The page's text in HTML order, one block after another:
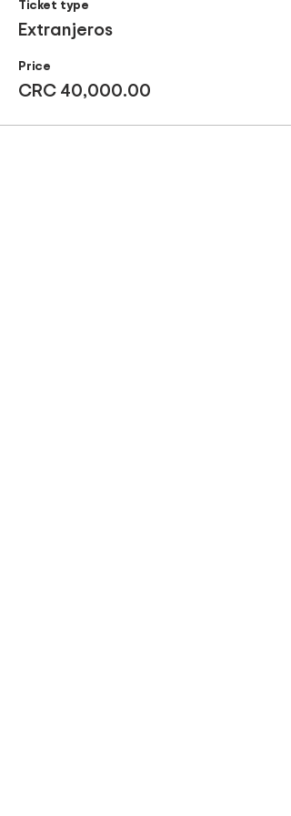
Ticket type
Extranjeros
Price
CRC 40,000.00